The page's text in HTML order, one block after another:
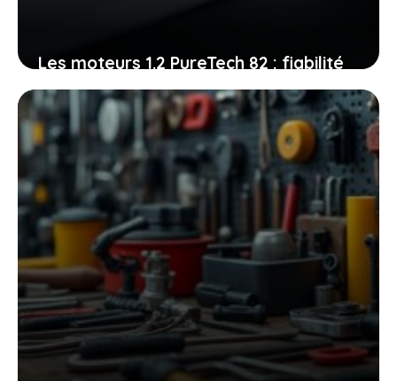
Les moteurs 1.2 PureTech 82 : fiabilité
et entretien, ce que vous devez
absolument maîtriser
25 juin 2026